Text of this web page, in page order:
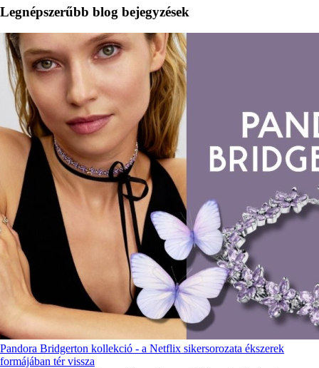
Legnépszerűbb blog bejegyzések
Pandora Bridgerton kollekció - a Netflix sikersorozata ékszerek
formájában tér vissza